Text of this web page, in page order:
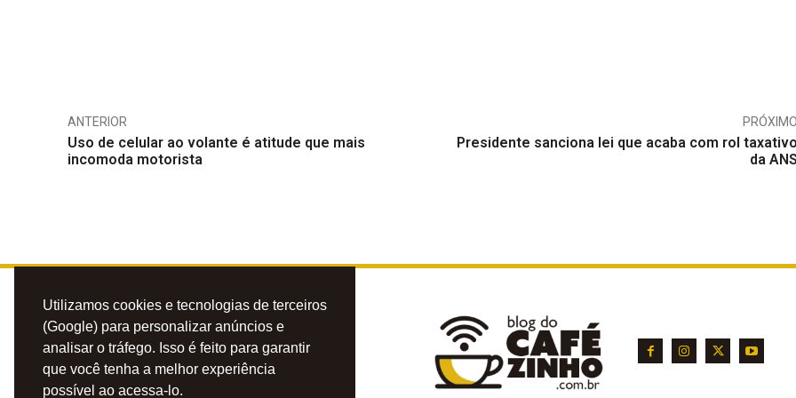
Utilizamos cookies e tecnologias de terceiros
(Google) para personalizar anúncios e
analisar o tráfego. Isso é feito para garantir
que você tenha a melhor experiência
possível ao acessa-lo.
ANTERIOR
Uso de celular ao volante é atitude que mais
incomoda motorista
PRÓXIMO
Presidente sanciona lei que acaba com rol taxativo
da ANS